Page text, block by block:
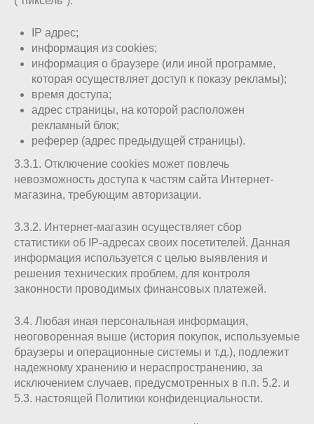
IP адрес;
информация из cookies;
информация о браузере (или иной программе,
которая осуществляет доступ к показу рекламы);
время доступа;
адрес страницы, на которой расположен
рекламный блок;
реферер (адрес предыдущей страницы).
3.3.1. Отключение cookies может повлечь
невозможность доступа к частям сайта Интернет-
магазина, требующим авторизации.
3.3.2. Интернет-магазин осуществляет сбор
статистики об IP-адресах своих посетителей. Данная
информация используется с целью выявления и
решения технических проблем, для контроля
законности проводимых финансовых платежей.
3.4. Любая иная персональная информация,
неоговоренная выше (история покупок, используемые
браузеры и операционные системы и т.д.), подлежит
надежному хранению и нераспространению, за
исключением случаев, предусмотренных в п.п. 5.2. и
5.3. настоящей Политики конфиденциальности.